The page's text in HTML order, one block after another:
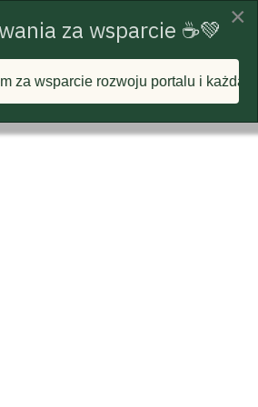
×
za wsparcie ☕💚
portalu i każdą postawioną